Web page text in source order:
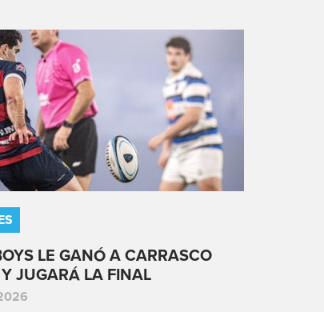
LE GANÓ A CARRASCO
Y JUGARÁ LA FINAL